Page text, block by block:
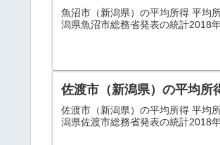
魚沼市（新潟県）の平均所得 平均
潟県魚沼市総務省発表の統計2018
佐渡市（新潟県）の平均所
佐渡市（新潟県）の平均所得 平均
潟県佐渡市総務省発表の統計2018